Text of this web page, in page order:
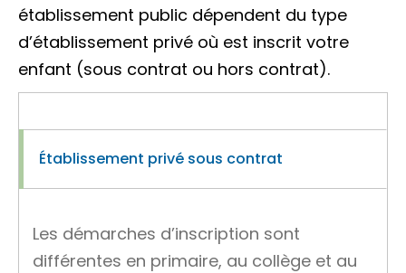
établissement public dépendent du type
d’établissement privé où est inscrit votre
enfant (sous contrat ou hors contrat).
Établissement privé sous contrat
Les démarches d’inscription sont
différentes en primaire, au collège et au